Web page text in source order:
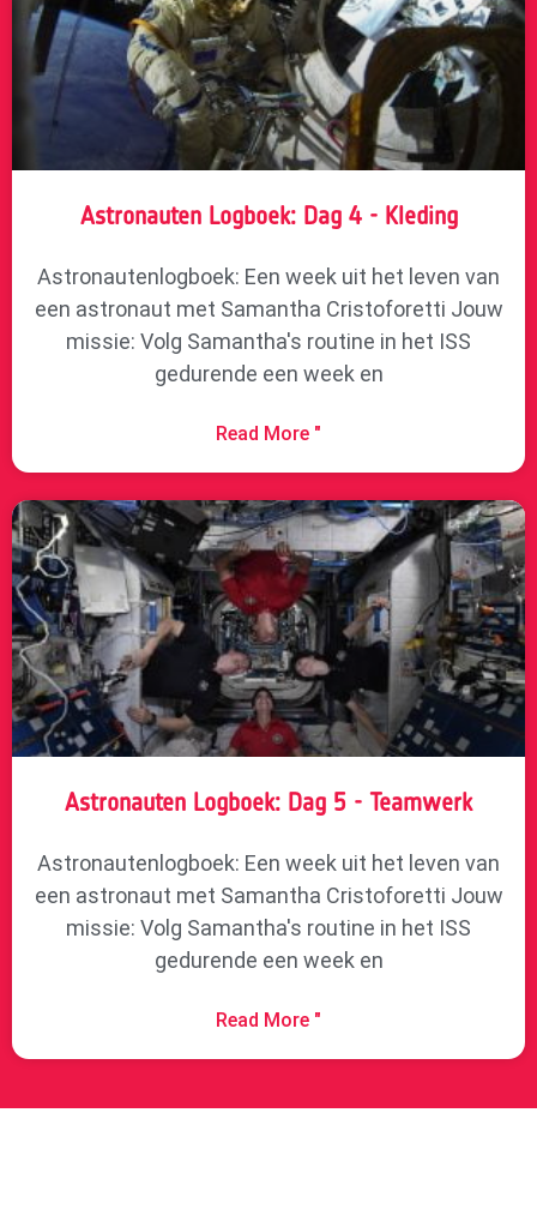
Astronauten Logboek: Dag 4 - Kleding
Astronautenlogboek: Een week uit het leven van
een astronaut met Samantha Cristoforetti Jouw
missie: Volg Samantha's routine in het ISS
gedurende een week en
Read More "
Astronauten Logboek: Dag 5 - Teamwerk
Astronautenlogboek: Een week uit het leven van
een astronaut met Samantha Cristoforetti Jouw
missie: Volg Samantha's routine in het ISS
gedurende een week en
Read More "